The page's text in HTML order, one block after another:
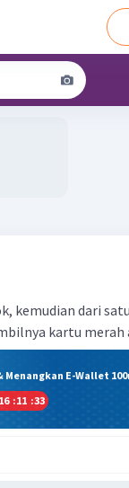
kemudian dari
kartu
Menangkan E-Wallet
16 :11 :33